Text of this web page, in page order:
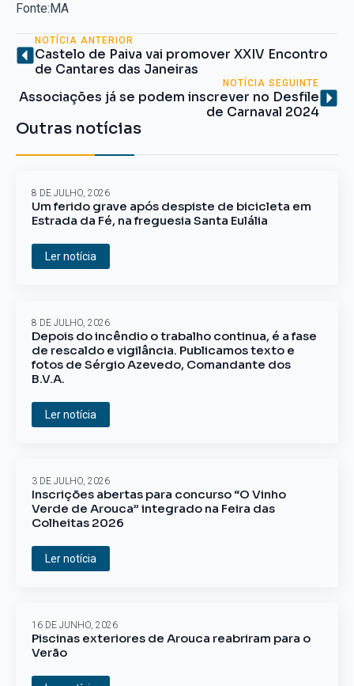
Fonte:MA
NOTÍCIA ANTERIOR
Castelo de Paiva vai promover XXIV Encontro
de Cantares das Janeiras
NOTÍCIA SEGUINTE
Associações já se podem inscrever no Desfile
de Carnaval 2024
Outras notícias
Um ferido grave após despiste de bicicleta em
Estrada da Fé, na freguesia Santa Eulália
8 DE JULHO, 2026
Ler notícia
Depois do incêndio o trabalho continua, é a fase
de rescaldo e vigilância. Publicamos texto e
fotos de Sérgio Azevedo, Comandante dos
B.V.A.
8 DE JULHO, 2026
Ler notícia
Inscrições abertas para concurso “O Vinho
Verde de Arouca” integrado na Feira das
Colheitas 2026
3 DE JULHO, 2026
Ler notícia
Piscinas exteriores de Arouca reabriram para o
Verão
16 DE JUNHO, 2026